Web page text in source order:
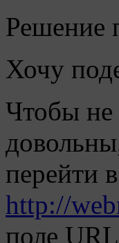
Решение
Хочу
Чтобы не
перейти
http://
поле